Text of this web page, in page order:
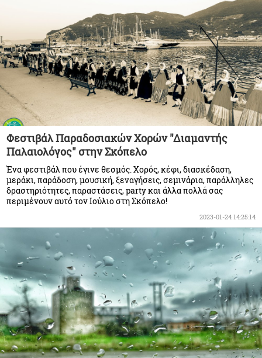
Φεστιβάλ Παραδοσιακών Χορών "Διαμαντής
Παλαιολόγος" στην Σκόπελο
Ένα φεστιβάλ που έγινε θεσμός. Χορός, κέφι, διασκέδαση,
μεράκι, παράδοση, μουσική, ξεναγήσεις, σεμινάρια, παράλληλες
δραστηριότητες, παραστάσεις, party και άλλα πολλά σας
περιμένουν αυτό τον Ιούλιο στη Σκόπελο!
2023-01-24 14:25:14